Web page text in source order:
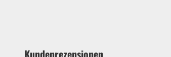
Kundenrezensionen